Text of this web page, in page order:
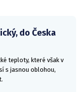
do Česka
teploty, které však v
s jasnou oblohou,